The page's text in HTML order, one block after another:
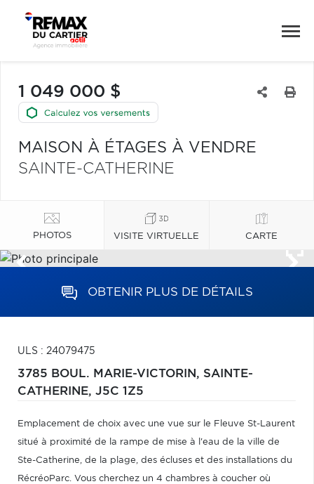
1 049 000 $
MAISON À ÉTAGES À VENDRE
SAINTE-CATHERINE
PHOTOS VISITE VIRTUELLE CARTE
OBTENIR PLUS DE DÉTAILS
ULS : 24079475
3785 BOUL. MARIE-VICTORIN, SAINTE-
CATHERINE, J5C 1Z5
Emplacement de choix avec une vue sur le Fleuve St-Laurent
situé à proximité de la rampe de mise à l'eau de la ville de
Ste-Catherine, de la plage, des écluses et des installations du
RécréoParc. Vous cherchez un 4 chambres à coucher où